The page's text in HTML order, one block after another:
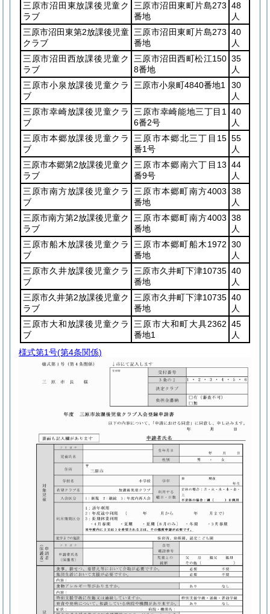
三原市沼田東放課後児童ク
ラブ
三原市沼田東町片島273
番地
48
人
三原市沼田東第2放課後児童
クラブ
三原市沼田東町片島273
番地
40
人
三原市沼田西放課後児童ク
ラブ
三原市沼田西町松江150
8番地
35
人
三原市小泉放課後児童クラ
ブ
三原市小泉町4840番地1
30
人
三原市幸崎放課後児童クラ
ブ
三原市幸崎能地三丁目1
6番2号
40
人
三原市本郷放課後児童クラ
ブ
三原市本郷北三丁目15
番1号
55
人
三原市本郷第2放課後児童ク
ラブ
三原市本郷南六丁目13
番9号
44
人
三原市南方放課後児童クラ
ブ
三原市本郷町南方4003
番地
38
人
三原市南方第2放課後児童ク
ラブ
三原市本郷町南方4003
番地
38
人
三原市船木放課後児童クラ
ブ
三原市本郷町船木1972
番地
30
人
三原市久井放課後児童クラ
ブ
三原市久井町下津10735
番地
40
人
三原市久井第2放課後児童ク
ラブ
三原市久井町下津10735
番地
40
人
三原市大和放課後児童クラ
ブ
三原市大和町大具2362
番地1
45
人
様式第1号(第4条関係)